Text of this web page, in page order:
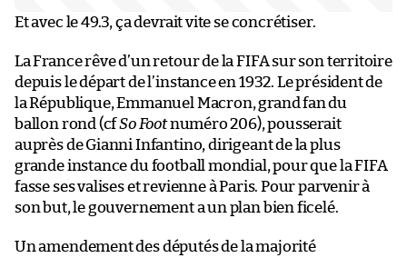
Et avec le 49.3, ça devrait vite se concrétiser.
La France rêve d’un retour de la FIFA sur son territoire
depuis le départ de l’instance en 1932. Le président de
la République, Emmanuel Macron, grand fan du
ballon rond (cfSo Footnuméro 206), pousserait
auprès de Gianni Infantino, dirigeant de la plus
grande instance du football mondial, pour que la FIFA
fasse ses valises et revienne à Paris. Pour parvenir à
son but, le gouvernement a un plan bien ficelé.
Un amendement des députés de la majorité